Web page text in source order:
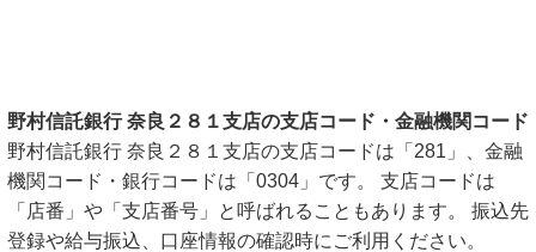
野村信託銀行 奈良２８１支店の支店コード・金融機関コード
野村信託銀行 奈良２８１支店の支店コードは「281」、金融
機関コード・銀行コードは「0304」です。 支店コードは
「店番」や「支店番号」と呼ばれることもあります。 振込先
登録や給与振込、口座情報の確認時にご利用ください。